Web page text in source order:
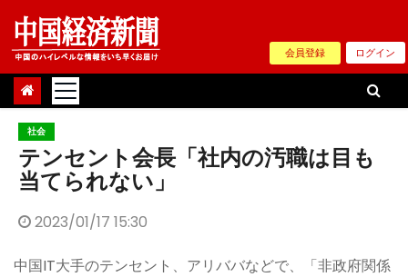
Skip
content
会員登録 ログイン
社会
テンセント会長「社内の汚職は目も
当てられない」
2023/01/17 15:30
中国IT大手のテンセント、アリババなどで、「非政府関係